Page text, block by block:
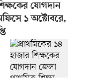
যোগদান
১ অক্টোবরে,